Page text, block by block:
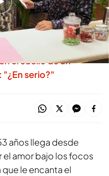
cita de Silvia y Richard
al descubrir el
el cuello de un
serio?"
años llega desde
el amor bajo los focos
que le encanta el